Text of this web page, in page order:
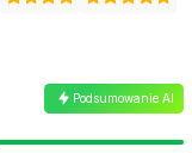
Podsumowanie AI